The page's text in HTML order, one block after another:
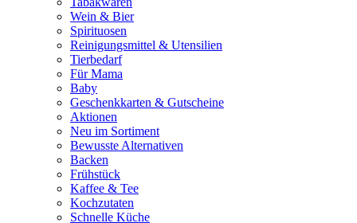
Wein & Bier
Spirituosen
Reinigungsmittel & Utensilien
Tierbedarf
Für Mama
Baby
Geschenkkarten & Gutscheine
Aktionen
Neu im Sortiment
Bewusste Alternativen
Backen
Frühstück
Kaffee & Tee
Kochzutaten
Schnelle Küche